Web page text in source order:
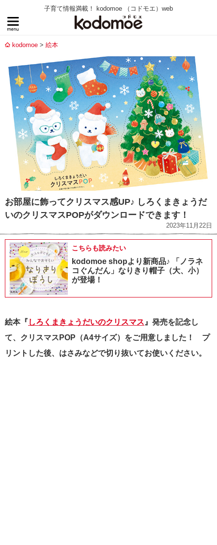
子育て情報満載！ kodomoe （コドモエ）web
kodomoe 絵本
お部屋に飾ってクリスマス感UP♪ しろくまきょうだ
いのクリスマスPOPがダウンロードできます！
2023年11月22日
こちらも読みたい
kodomoe shopより新商品♪ 「ノラネ
コぐんだん」なりきり帽子（大、小）
が登場！
絵本『 しろくまきょうだいのクリスマス 』発売を記念し
て、クリスマスPOP（A4サイズ）をご用意しました！ プ
リントした後、はさみなどで切り抜いてお使いください。